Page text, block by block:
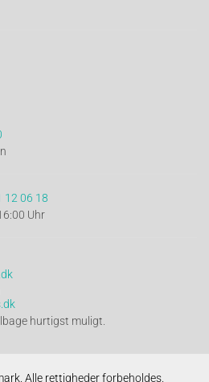
12 06 18
Uhr
hurtigst muligt.
Alle rettigheder forbeholdes.